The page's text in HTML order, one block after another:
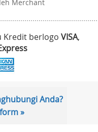
Merchant
Kredit berlogo VISA,
Anda?
»